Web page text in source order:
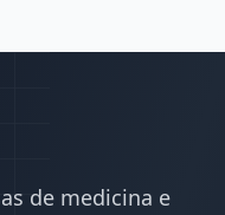
de medicina e